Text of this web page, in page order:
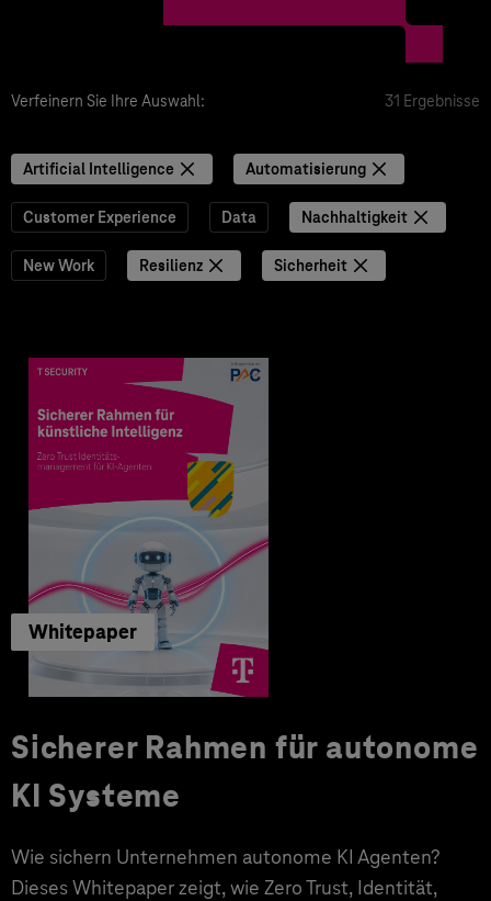
Verfeinern Sie Ihre Auswahl: 31 Ergebnisse
Artificial Intelligence Automatisierung
Customer Experience Data Nachhaltigkeit
New Work Resilienz Sicherheit
Whitepaper
Sicherer Rahmen für autonome
KI Systeme
Wie sichern Unternehmen autonome KI Agenten?
Dieses Whitepaper zeigt, wie Zero Trust, Identität,